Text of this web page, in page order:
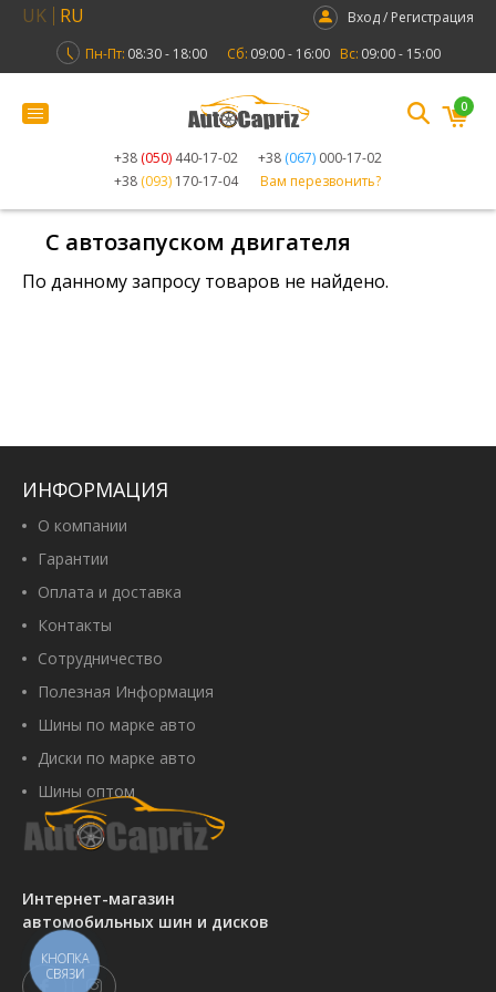
UK RU
Вход / Регистрация
Пн-Пт: 08:30 - 18:00 Сб: 09:00 - 16:00 Вс: 09:00 - 15:00
+38 (050) 440-17-02 +38 (067) 000-17-02
+38 (093) 170-17-04 Вам перезвонить?
0
C автозапуском двигателя
По данному запросу товаров не найдено.
Интернет-магазин
автомобильных шин и дисков
ИНФОРМАЦИЯ
О компании
Гарантии
Оплата и доставка
Контакты
Сотрудничество
Полезная Информация
Шины по марке авто
Диски по марке авто
Шины оптом
КНОПКА
СВЯЗИ